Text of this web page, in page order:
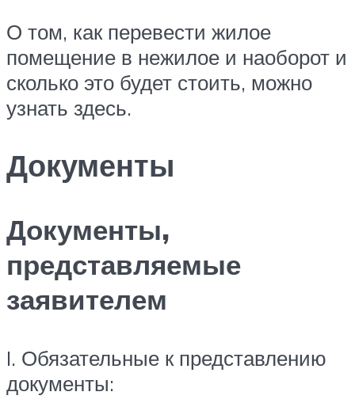
О том, как перевести жилое
помещение в нежилое и наоборот и
сколько это будет стоить, можно
узнать здесь.
Документы
Документы,
представляемые
заявителем
I. Обязательные к представлению
документы: